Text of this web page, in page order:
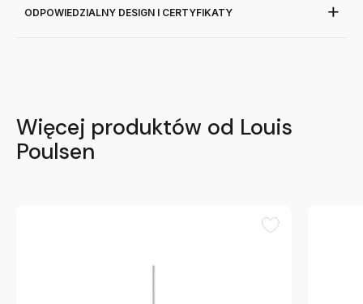
ODPOWIEDZIALNY DESIGN I CERTYFIKATY
Więcej produktów od Louis
Poulsen